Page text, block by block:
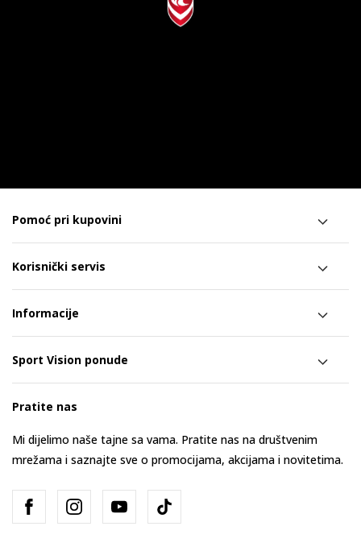
Pomoć pri kupovini
Korisnički servis
Informacije
Sport Vision ponude
Pratite nas
Mi dijelimo naše tajne sa vama. Pratite nas na društvenim
mrežama i saznajte sve o promocijama, akcijama i novitetima.